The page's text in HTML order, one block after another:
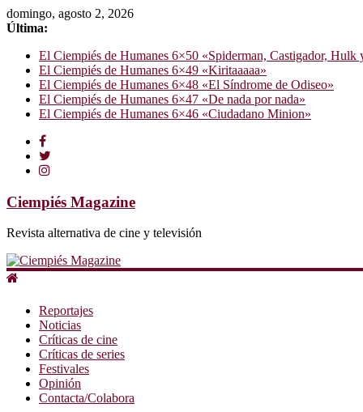
domingo, agosto 2, 2026
Última:
El Ciempiés de Humanes 6×50 «Spiderman, Castigador, Hulk
El Ciempiés de Humanes 6×49 «Kiritaaaaa»
El Ciempiés de Humanes 6×48 «El Síndrome de Odiseo»
El Ciempiés de Humanes 6×47 «De nada por nada»
El Ciempiés de Humanes 6×46 «Ciudadano Minion»
Ciempiés Magazine
Revista alternativa de cine y televisión
Reportajes
Noticias
Críticas de cine
Críticas de series
Festivales
Opinión
Contacta/Colabora